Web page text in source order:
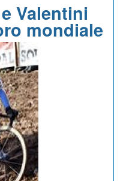
Valentini
mondiale